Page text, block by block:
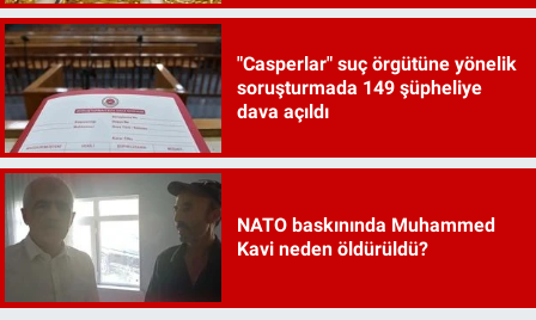
"Casperlar" suç örgütüne yönelik
soruşturmada 149 şüpheliye
dava açıldı
NATO baskınında Muhammed
Kavi neden öldürüldü?